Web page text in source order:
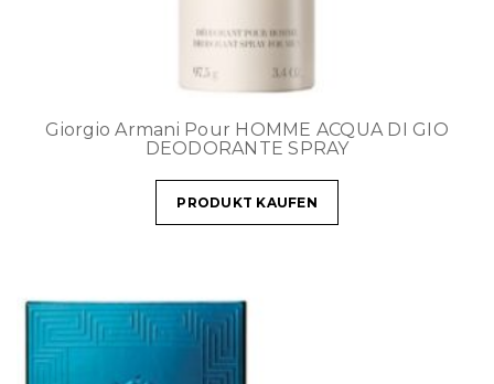
Giorgio Armani Pour HOMME ACQUA DI GIO
DEODORANTE SPRAY
PRODUKT KAUFEN